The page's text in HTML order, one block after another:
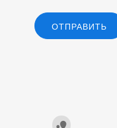
ОТПРАВИТЬ